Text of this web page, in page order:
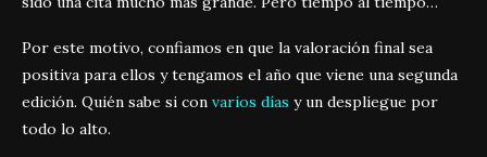
Por este motivo, confiamos en que la valoración final sea
positiva para ellos y tengamos el año que viene una segunda
edición. Quién sabe si con varios días y un despliegue por
todo lo alto.